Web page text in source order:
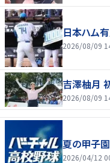
日本ハム
2026/08/09
吉澤柚月
2026/08/09
夏の甲子
2026/04/12